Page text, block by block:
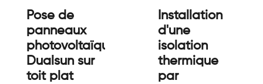
Pose de
panneaux
photovoltaïque
Dualsun sur
toit plat
Installation
d'une
isolation
thermique
par